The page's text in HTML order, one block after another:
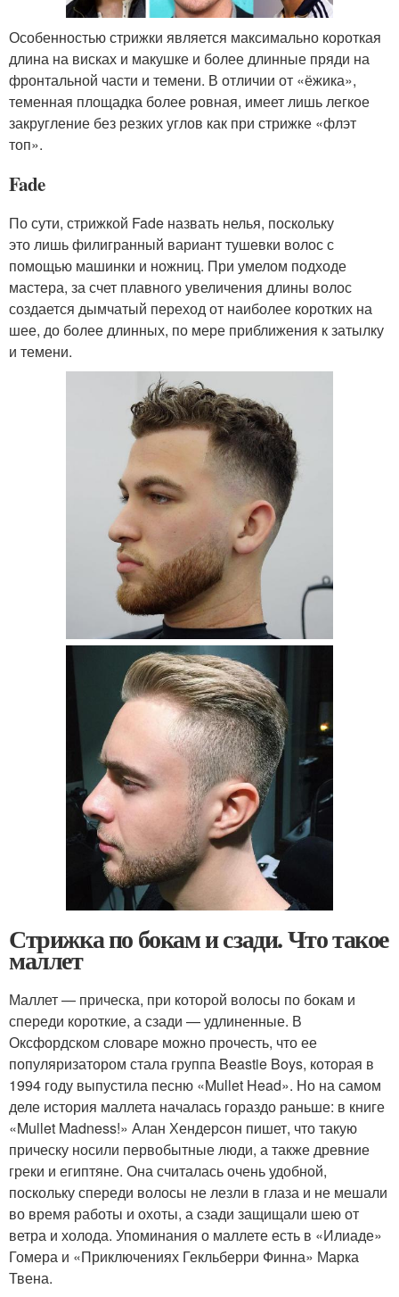
Особенностью стрижки является максимально короткая
длина на висках и макушке и более длинные пряди на
фронтальной части и темени. В отличии от «ёжика»,
теменная площадка более ровная, имеет лишь легкое
закругление без резких углов как при стрижке «флэт
топ».
Fade
По сути, стрижкой Fade назвать нелья, поскольку
это лишь филигранный вариант тушевки волос с
помощью машинки и ножниц. При умелом подходе
мастера, за счет плавного увеличения длины волос
создается дымчатый переход от наиболее коротких на
шее, до более длинных, по мере приближения к затылку
и темени.
Стрижка по бокам и сзади. Что такое
маллет
Маллет — прическа, при которой волосы по бокам и
спереди короткие, а сзади — удлиненные. В
Оксфордском словаре можно прочесть, что ее
популяризатором стала группа Beastie Boys, которая в
1994 году выпустила песню «Mullet Head». Но на самом
деле история маллета началась гораздо раньше: в книге
«Mullet Madness!» Алан Хендерсон пишет, что такую
прическу носили первобытные люди, а также древние
греки и египтяне. Она считалась очень удобной,
поскольку спереди волосы не лезли в глаза и не мешали
во время работы и охоты, а сзади защищали шею от
ветра и холода. Упоминания о маллете есть в «Илиаде»
Гомера и «Приключениях Гекльберри Финна» Марка
Твена.